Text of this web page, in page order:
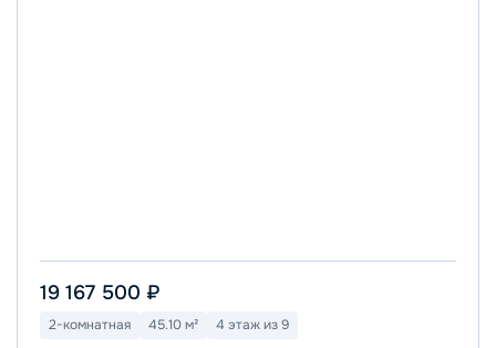
19 167 500 ₽
2-комнатная 45.10 м²
4 этаж из 9